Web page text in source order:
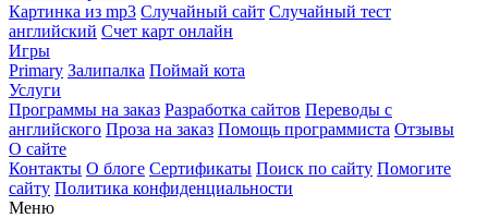
Картинка из mp3 Случайный сайт Случайный тест
английский Счет карт онлайн
Игры
Primary Залипалка Поймай кота
Услуги
Программы на заказ Разработка сайтов Переводы с
английского Проза на заказ Помощь программиста Отзывы
О сайте
Контакты О блоге Сертификаты Поиск по сайту Помогите
сайту Политика конфиденциальности
Меню